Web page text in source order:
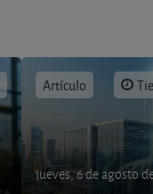
Artículo
jueves, 6 de agosto